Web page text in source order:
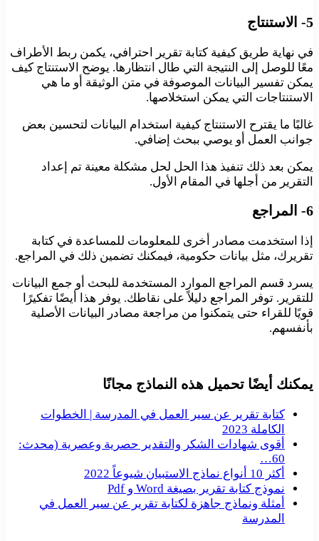
5- الاستنتاج
في نهاية طريق كيفية كتابة تقرير احترافي، يكمن ربط الأطراف
معًا للوصل إلى النتيجة التي طال انتظارها. يوضح الاستنتاج كيف
يمكن تفسير البيانات الموصوفة في متن الوثيقة أو ما هي
الاستنتاجات التي يمكن استخلاصها.
غالبًا ما يقترح الاستنتاج كيفية استخدام البيانات لتحسين بعض
جوانب العمل أو يوصي ببحث إضافي.
يمكن بعد ذلك تنفيذ هذا الحل لحل مشكلة معينة تم إعداد
التقرير من أجلها في المقام الأول.
6- المراجع
إذا استخدمت مصادر أخرى للمعلومات للمساعدة في كتابة
تقريرك، مثل بيانات حكومية، فيمكنك تضمين ذلك في المراجع.
يسرد قسم المراجع الموارد المستخدمة للبحث أو جمع البيانات
للتقرير. توفر المراجع دليلاً على نقاطك. يوفر هذا أيضًا تفكيرًا
قويًا للقراء حتى يتمكنوا من مراجعة مصادر البيانات الأصلية
بأنفسهم.
يمكنك أيضًا تحميل هذه النماذج مجانًا
كتابة تقرير عن سير العمل في المدرسة | الخطوات
الكاملة 2023
أقوى شهادات الشكر والتقدير حصرية وعصرية (محدث:
60…
أكثر 10 أنواع نماذج الاستبيان شيوعاً 2022
نموذج كتابة تقرير بصيغة Word و Pdf
أمثلة ونماذج جاهزة لكتابة تقرير عن سير العمل في
المدرسة